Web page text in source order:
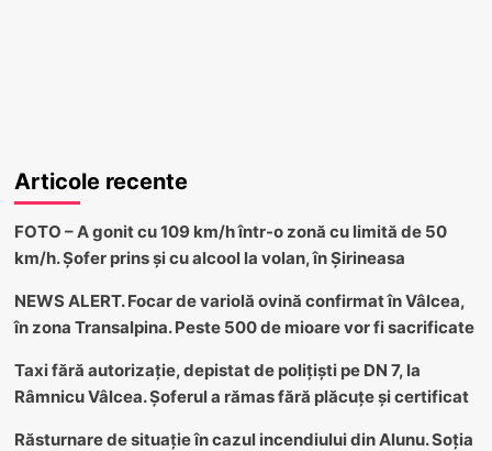
Articole recente
FOTO – A gonit cu 109 km/h într-o zonă cu limită de 50
km/h. Șofer prins și cu alcool la volan, în Șirineasa
NEWS ALERT. Focar de variolă ovină confirmat în Vâlcea,
în zona Transalpina. Peste 500 de mioare vor fi sacrificate
Taxi fără autorizație, depistat de polițiști pe DN 7, la
Râmnicu Vâlcea. Șoferul a rămas fără plăcuțe și certificat
Răsturnare de situație în cazul incendiului din Alunu. Soția